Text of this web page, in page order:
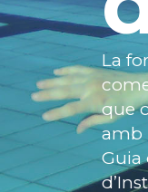
La
que
amb
Guia